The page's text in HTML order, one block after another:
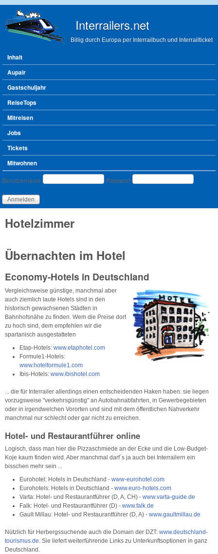
Interrailers.net
Billig durch Europa per Interrailbuch und Interrailticket
Hauptmenü
Inhalt
Aupair
Gastschuljahr
ReiseTops
Mitreisen
Jobs
Tickets
Mitwohnen
Benutzeranmeldung
Benutzername Passwort
Hotelzimmer
Übernachten im Hotel
Economy-Hotels in Deutschland
Vergleichsweise günstige, manchmal aber
auch ziemlich laute Hotels sind in den
historisch gewachsenen Städten in
Bahnhofsnähe zu finden. Wem die Preise dort
zu hoch sind, dem empfehlen wir die
spartanisch ausgestatteten
Etap-Hotels: www.etaphotel.com
Formule1-Hotels:
www.hotelformule1.com
Ibis-Hotels: www.ibishotel.com
... die für Interrailer allerdings einen entscheidenden Haken haben: sie liegen
vorzugsweise "verkehrsgünstig" an Autobahnabfahrten, in Gewerbegebieten
oder in irgendwelchen Vororten und sind mit dem öffentlichen Nahverkehr
manchmal nur schlecht oder gar nicht zu erreichen.
Hotel- und Restaurantführer online
Logisch, dass man hier die Pizzaschmiede an der Ecke und die Low-Budget-
Koje kaum finden wird. Aber manchmal darf´s ja auch bei Interrailern ein
bisschen mehr sein ...
Eurohotel: Hotels in Deutschland - www-eurohotel.com
Eurohotels: Hotels in Deutschland - www.euro-hotels.com
Varta: Hotel- und Restaurantführer (D, A, CH) - www.varta-guide.de
Falk: Hotel- und Restaurantführer (D) - www.falk.de
Gault Millau: Hotel- und Restaurantführer (D, A) - www.gaultmillau.de
Nützlich für Herbergssuchende auch die Domain der DZT: www.deutschland-
tourismus.de. Sie liefert weiterführende Links zu Unterkunftsoptionen in ganz
Deutschland.